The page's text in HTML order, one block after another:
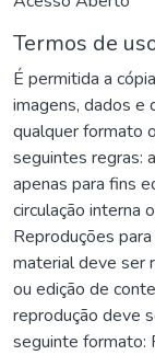
Termos de
É permitida a
imagens, dados e
qualquer formato
seguintes regras:
apenas para fins
circulação interna
Reproduções
material deve ser
ou edição de
reprodução deve
seguinte formato: